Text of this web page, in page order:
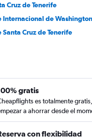
Cruz de Tenerife
Internacional de
Santa Cruz de Tenerife
gratis
es totalmente
a ahorrar desde el
con flexibilidad